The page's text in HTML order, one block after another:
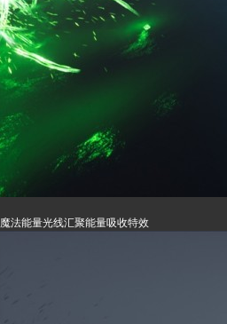
魔法能量光线汇聚能量吸收特效